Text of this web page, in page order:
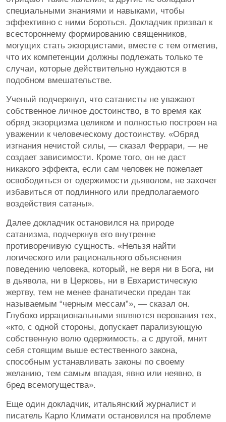
специальными знаниями и навыками, чтобы
эффективно с ними бороться. Докладчик призвал к
всестороннему формированию священников,
могущих стать экзорцистами, вместе с тем отметив,
что их компетенции должны подлежать только те
случаи, которые действительно нуждаются в
подобном вмешательстве.
Ученый подчеркнул, что сатанисты не уважают
собственное личное достоинство, в то время как
обряд экзорцизма целиком и полностью построен на
уважении к человеческому достоинству. «Обряд
изгнания нечистой силы, — сказал Феррари, — не
создает зависимости. Кроме того, он не даст
никакого эффекта, если сам человек не пожелает
освободиться от одержимости дьяволом, не захочет
избавиться от подлинного или предполагаемого
воздействия сатаны».
Далее докладчик остановился на природе
сатанизма, подчеркнув его внутренне
противоречивую сущность. «Нельзя найти
логического или рационального объяснения
поведению человека, который, не веря ни в Бога, ни
в дьявола, ни в Церковь, ни в Евхаристическую
жертву, тем не менее фанатически предан так
называемым “черным мессам”», — сказал он.
Глубоко иррациональными являются верования тех,
«кто, с одной стороны, допускает парализующую
собственную волю одержимость, а с другой, мнит
себя стоящим выше естественного закона,
способным устанавливать законы по своему
желанию, тем самым впадая, явно или неявно, в
бред всемогущества».
Еще один докладчик, итальянский журналист и
писатель Карло Климати остановился на проблеме